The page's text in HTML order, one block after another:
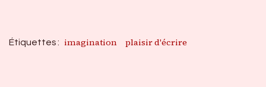
Étiquettes : imagination plaisir d'écrire